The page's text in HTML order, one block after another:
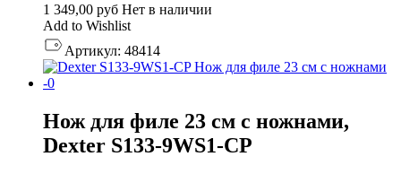
1 349,00 руб Нет в наличии
Add to Wishlist
Артикул: 48414
Нож для филе 23 см с ножнами,
Dexter S133-9WS1-CP